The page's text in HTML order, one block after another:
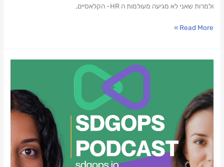
ולמרות שאני לא מגיעה מעולמות ה HR- הקלאסיים,
Read More »
נטוורקינג
ומה
שביניהם